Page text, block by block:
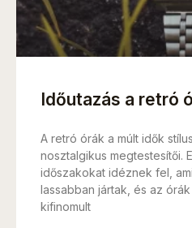
Időutazás a retró
A retró órák a múlt idők
nosztalgikus megtestesítői.
időszakokat idéznek fel,
lassabban jártak, és az
kifinomult